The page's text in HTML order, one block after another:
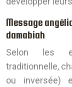
Message
damabiah
Selon les
traditionnelle,
ou inversée)